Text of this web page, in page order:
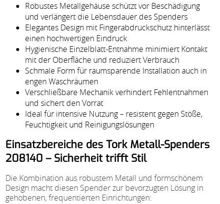
Robustes Metallgehäuse schützt vor Beschädigung
und verlängert die Lebensdauer des Spenders
Elegantes Design mit Fingerabdruckschutz hinterlässt
einen hochwertigen Eindruck
Hygienische Einzelblatt-Entnahme minimiert Kontakt
mit der Oberfläche und reduziert Verbrauch
Schmale Form für raumsparende Installation auch in
engen Waschräumen
Verschließbare Mechanik verhindert Fehlentnahmen
und sichert den Vorrat
Ideal für intensive Nutzung – resistent gegen Stöße,
Feuchtigkeit und Reinigungslösungen
Einsatzbereiche des Tork Metall-Spenders
208140 – Sicherheit trifft Stil
Die Kombination aus robustem Metall und formschönem
Design macht diesen Spender zur bevorzugten Lösung in
gehobenen, frequentierten Einrichtungen: